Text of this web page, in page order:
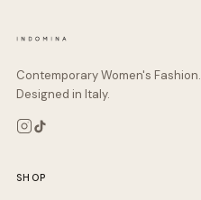
Contemporary Women's Fashion.
Designed in Italy.
SHOP